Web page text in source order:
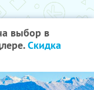
выбор в
Скидка